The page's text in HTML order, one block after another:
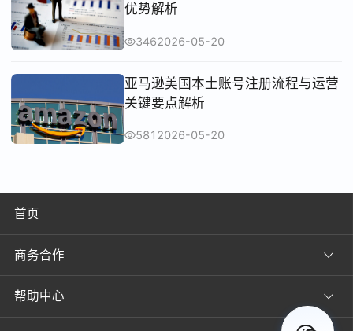
优势解析
3462026-05-20
亚马逊美国本土账号注册流程与运营
关键要点解析
581 2026-05-20
首页
商务合作
帮助中心